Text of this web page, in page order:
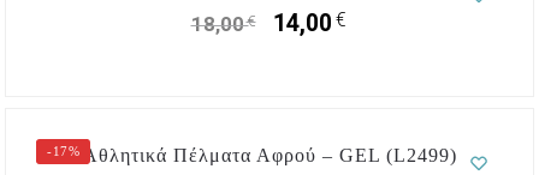
18,00€ 14,00€
-17% Αθλητικά Πέλματα Αφρού – GEL (L2499)